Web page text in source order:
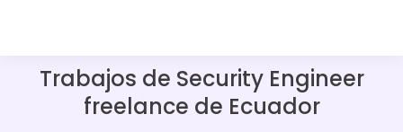
Trabajos de Security Engineer
freelance de Ecuador